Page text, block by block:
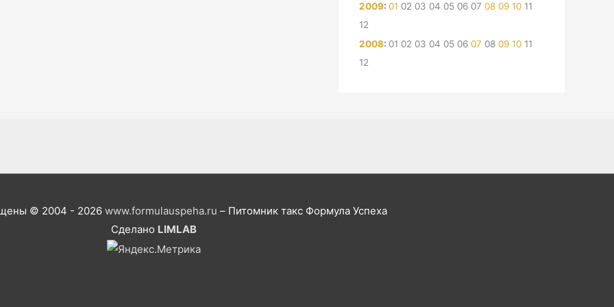
2009: 01 02 03 04 05 06 07 08 09 10 11
12
2008: 01 02 03 04 05 06 07 08 09 10 11
12
© 2004 - 2026 www.formulauspeha.ru – Питомник такс Формула Успеха
Сделано LIMLAB